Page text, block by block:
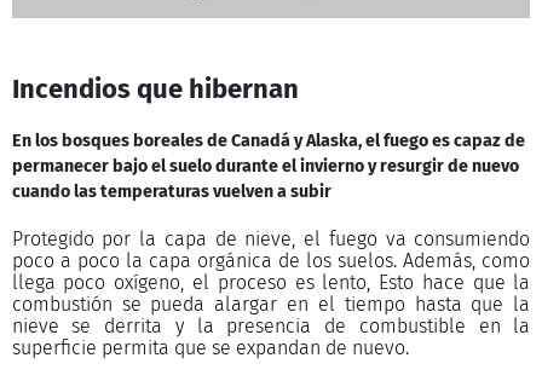
Incendios que hibernan
En los bosques boreales de Canadá y Alaska, el fuego es capaz de
permanecer bajo el suelo durante el invierno y resurgir de nuevo
cuando las temperaturas vuelven a subir
Protegido por la capa de nieve, el fuego va consumiendo
poco a poco la capa orgánica de los suelos. Además, como
llega poco oxígeno, el proceso es lento, Esto hace que la
combustión se pueda alargar en el tiempo hasta que la
nieve se derrita y la presencia de combustible en la
superficie permita que se expandan de nuevo.